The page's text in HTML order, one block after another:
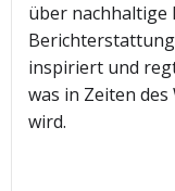
über nachhaltige
inspiriert und
was in Zeiten
wird.